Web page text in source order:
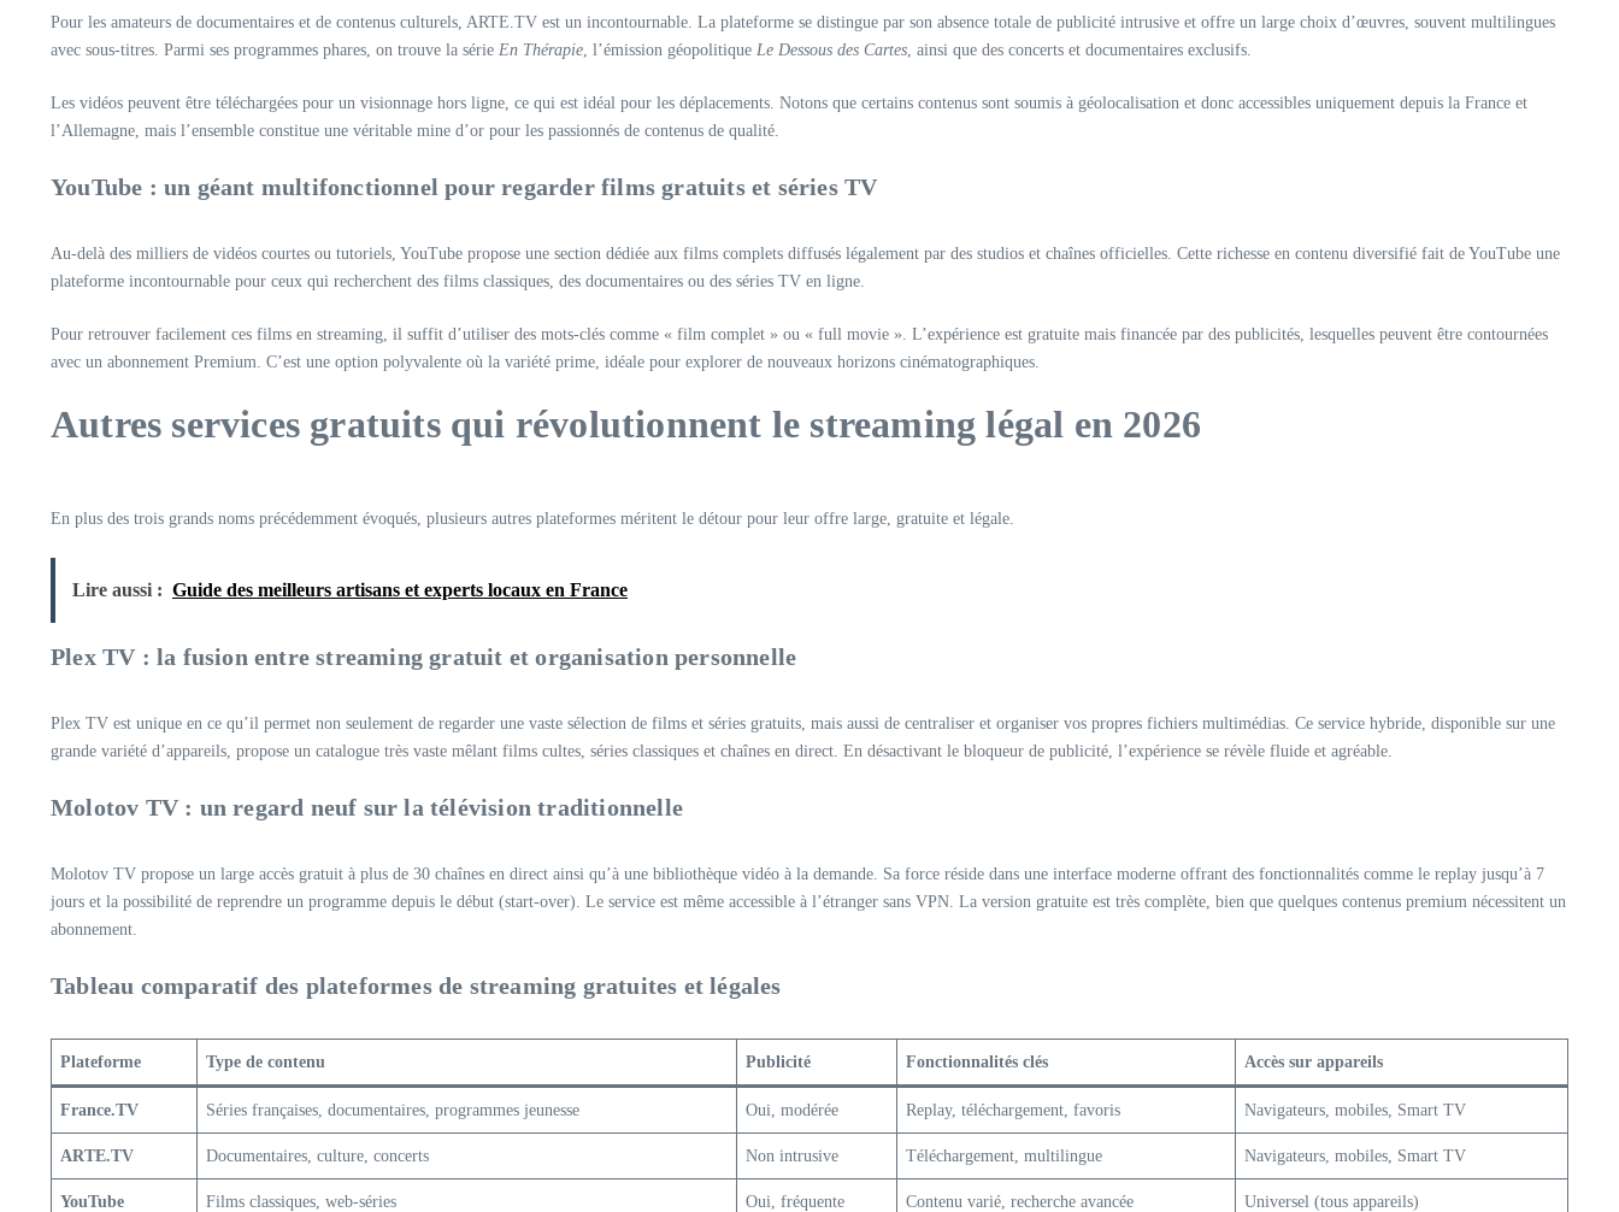
Pour les amateurs de documentaires et de contenus culturels, ARTE.TV est un incontournable. La plateforme se distingue par son absence totale de publicité intrusive et offre un large choix d’œuvres, souvent multilingues
avec sous-titres. Parmi ses programmes phares, on trouve la série En Thérapie, l’émission géopolitique Le Dessous des Cartes, ainsi que des concerts et documentaires exclusifs.
Les vidéos peuvent être téléchargées pour un visionnage hors ligne, ce qui est idéal pour les déplacements. Notons que certains contenus sont soumis à géolocalisation et donc accessibles uniquement depuis la France et
l’Allemagne, mais l’ensemble constitue une véritable mine d’or pour les passionnés de contenus de qualité.
YouTube : un géant multifonctionnel pour regarder films gratuits et séries TV
Au-delà des milliers de vidéos courtes ou tutoriels, YouTube propose une section dédiée aux films complets diffusés légalement par des studios et chaînes officielles. Cette richesse en contenu diversifié fait de YouTube une
plateforme incontournable pour ceux qui recherchent des films classiques, des documentaires ou des séries TV en ligne.
Pour retrouver facilement ces films en streaming, il suffit d’utiliser des mots-clés comme « film complet » ou « full movie ». L’expérience est gratuite mais financée par des publicités, lesquelles peuvent être contournées
avec un abonnement Premium. C’est une option polyvalente où la variété prime, idéale pour explorer de nouveaux horizons cinématographiques.
Autres services gratuits qui révolutionnent le streaming légal en 2026
En plus des trois grands noms précédemment évoqués, plusieurs autres plateformes méritent le détour pour leur offre large, gratuite et légale.
Lire aussi : Guide des meilleurs artisans et experts locaux en France
Plex TV : la fusion entre streaming gratuit et organisation personnelle
Plex TV est unique en ce qu’il permet non seulement de regarder une vaste sélection de films et séries gratuits, mais aussi de centraliser et organiser vos propres fichiers multimédias. Ce service hybride, disponible sur une
grande variété d’appareils, propose un catalogue très vaste mêlant films cultes, séries classiques et chaînes en direct. En désactivant le bloqueur de publicité, l’expérience se révèle fluide et agréable.
Molotov TV : un regard neuf sur la télévision traditionnelle
Molotov TV propose un large accès gratuit à plus de 30 chaînes en direct ainsi qu’à une bibliothèque vidéo à la demande. Sa force réside dans une interface moderne offrant des fonctionnalités comme le replay jusqu’à 7
jours et la possibilité de reprendre un programme depuis le début (start-over). Le service est même accessible à l’étranger sans VPN. La version gratuite est très complète, bien que quelques contenus premium nécessitent un
abonnement.
Tableau comparatif des plateformes de streaming gratuites et légales
Plateforme Type de contenu Publicité Fonctionnalités clés Accès sur appareils
France.TV Séries françaises, documentaires, programmes jeunesse Oui, modérée Replay, téléchargement, favoris Navigateurs, mobiles, Smart TV
ARTE.TV Documentaires, culture, concerts Non intrusive Téléchargement, multilingue Navigateurs, mobiles, Smart TV
YouTube Films classiques, web-séries Oui, fréquente Contenu varié, recherche avancée Universel (tous appareils)